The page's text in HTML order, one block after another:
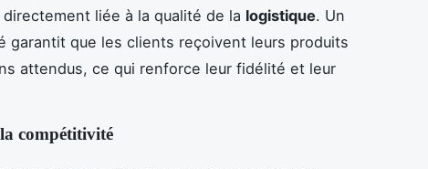
liée à la qualité de la logistique. Un
garantit que les clients reçoivent leurs produits
attendus, ce qui renforce leur fidélité et leur
compétitivité